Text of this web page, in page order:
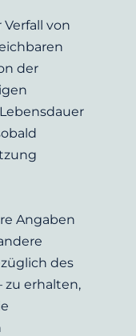
von
der
Angaben
des
zu erhalten,